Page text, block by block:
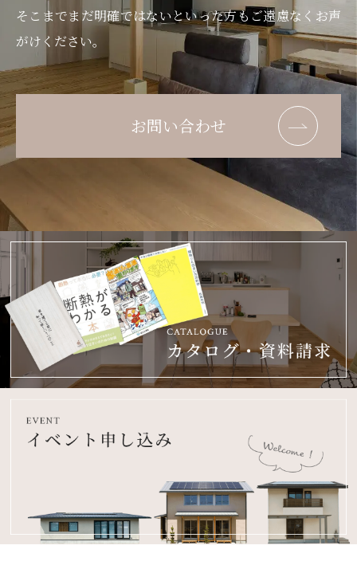
そこまでまだ明確ではないといった方もご遠慮なくお声
がけください。
お問い合わせ